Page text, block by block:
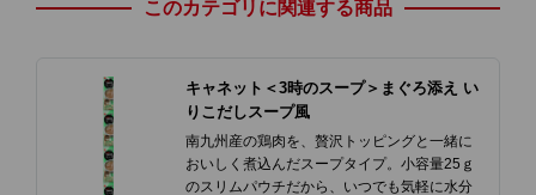
このカテゴリに関連する商品
キャネット＜3時のスープ＞まぐろ添え い
りこだしスープ風
南九州産の鶏肉を、贅沢トッピングと一緒に
おいしく煮込んだスープタイプ。小容量25ｇ
のスリムパウチだから、いつでも気軽に水分